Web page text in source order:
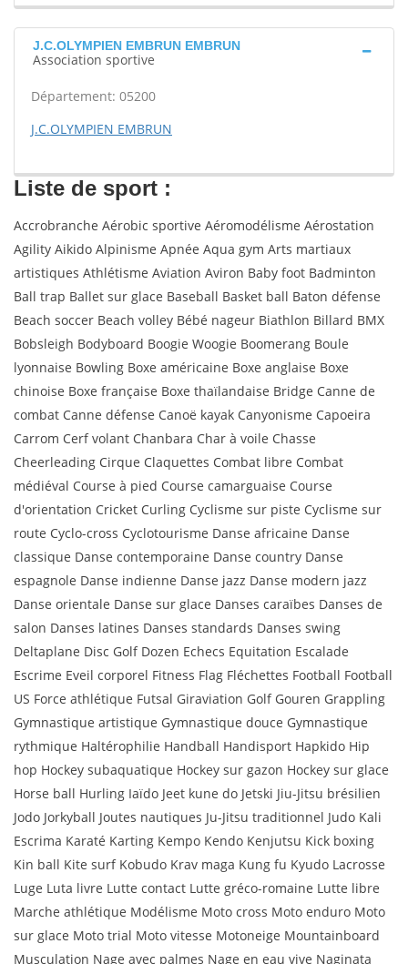
J.C.OLYMPIEN EMBRUN EMBRUN
Association sportive
Département: 05200
J.C.OLYMPIEN EMBRUN
Liste de sport :
Accrobranche Aérobic sportive Aéromodélisme Aérostation
Agility Aikido Alpinisme Apnée Aqua gym Arts martiaux
artistiques Athlétisme Aviation Aviron Baby foot Badminton
Ball trap Ballet sur glace Baseball Basket ball Baton défense
Beach soccer Beach volley Bébé nageur Biathlon Billard BMX
Bobsleigh Bodyboard Boogie Woogie Boomerang Boule
lyonnaise Bowling Boxe américaine Boxe anglaise Boxe
chinoise Boxe française Boxe thaïlandaise Bridge Canne de
combat Canne défense Canoë kayak Canyonisme Capoeira
Carrom Cerf volant Chanbara Char à voile Chasse
Cheerleading Cirque Claquettes Combat libre Combat
médiéval Course à pied Course camarguaise Course
d'orientation Cricket Curling Cyclisme sur piste Cyclisme sur
route Cyclo-cross Cyclotourisme Danse africaine Danse
classique Danse contemporaine Danse country Danse
espagnole Danse indienne Danse jazz Danse modern jazz
Danse orientale Danse sur glace Danses caraïbes Danses de
salon Danses latines Danses standards Danses swing
Deltaplane Disc Golf Dozen Echecs Equitation Escalade
Escrime Eveil corporel Fitness Flag Fléchettes Football Football
US Force athlétique Futsal Giraviation Golf Gouren Grappling
Gymnastique artistique Gymnastique douce Gymnastique
rythmique Haltérophilie Handball Handisport Hapkido Hip
hop Hockey subaquatique Hockey sur gazon Hockey sur glace
Horse ball Hurling Iaïdo Jeet kune do Jetski Jiu-Jitsu brésilien
Jodo Jorkyball Joutes nautiques Ju-Jitsu traditionnel Judo Kali
Escrima Karaté Karting Kempo Kendo Kenjutsu Kick boxing
Kin ball Kite surf Kobudo Krav maga Kung fu Kyudo Lacrosse
Luge Luta livre Lutte contact Lutte gréco-romaine Lutte libre
Marche athlétique Modélisme Moto cross Moto enduro Moto
sur glace Moto trial Moto vitesse Motoneige Mountainboard
Musculation Nage avec palmes Nage en eau vive Naginata